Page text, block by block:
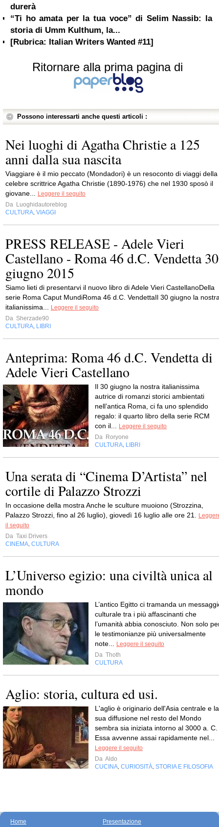
durerà
“Ti ho amata per la tua voce” di Selim Nassib: la
storia di Umm Kulthum, la...
[Rubrica: Italian Writers Wanted #11]
Ritornare alla prima pagina di
Possono interessarti anche questi articoli :
Nei luoghi di Agatha Christie a 125
anni dalla sua nascita
Viaggiare è il mio peccato (Mondadori) è un resoconto di viaggi della
celebre scrittrice Agatha Christie (1890-1976) che nel 1930 sposò il
giovane...
Leggere il seguito
Da Luoghidautoreblog
CULTURA VIAGGI
PRESS RELEASE - Adele Vieri
Castellano - Roma 46 d.C. Vendetta 30
giugno 2015
Siamo lieti di presentarvi il nuovo libro di Adele Vieri CastellanoDella
serie Roma Caput MundiRoma 46 d.C. VendettaIl 30 giugno la
italianissima...
Leggere il seguito
Da Sherzade90
CULTURA LIBRI
Anteprima: Roma 46 d.C. Vendetta di
Adele Vieri Castellano
Il 30 giugno la nostra italianissima
autrice di romanzi storici ambientati
nell’antica Roma, ci fa uno splendido
regalo: il quarto libro della serie RCM
con il...
Leggere il seguito
Da Roryone
CULTURA LIBRI
Una serata di “Cinema D’Artista” nel
cortile di Palazzo Strozzi
In occasione della mostra Anche le sculture muoiono (Strozzina,
Palazzo Strozzi, fino al 26 luglio), giovedì 16 luglio alle ore 21.
il seguito
Da Taxi Drivers
CINEMA CULTURA
L’Universo egizio: una civiltà unica al
mondo
L’antico Egitto ci tramanda un
culturale tra i più affascinanti che
l’umanità abbia conosciuto. Non solo
le testimonianze più universalmente
note...
Leggere il seguito
Da Thoth
CULTURA
Aglio: storia, cultura ed usi.
L'aglio è originario dell'Asia centrale e la
sua diffusione nel resto del Mondo
sembra sia iniziata intorno al 3000 a. C.
Essa avvenne assai rapidamente nel...
Leggere il seguito
Da Aldo
CUCINA CURIOSITÀ STORIA E FILOSOFIA
Home Presentazione